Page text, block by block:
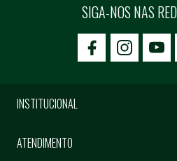
SIGA-NOS NAS
icon-facebook
icon-
INSTITUCIONAL
ATENDIMENTO